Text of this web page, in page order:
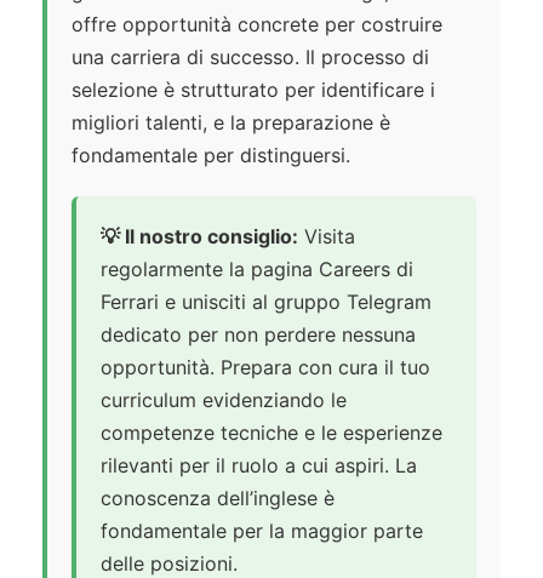
offre opportunità concrete per costruire
una carriera di successo. Il processo di
selezione è strutturato per identificare i
migliori talenti, e la preparazione è
fondamentale per distinguersi.
💡 Il nostro consiglio: Visita
regolarmente la pagina Careers di
Ferrari e unisciti al gruppo Telegram
dedicato per non perdere nessuna
opportunità. Prepara con cura il tuo
curriculum evidenziando le
competenze tecniche e le esperienze
rilevanti per il ruolo a cui aspiri. La
conoscenza dell’inglese è
fondamentale per la maggior parte
delle posizioni.